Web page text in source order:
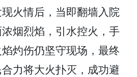
火情后，当即翻墙入院
烟烈焰，引水控火，手
灼伤仍坚守现场，最终
力将大火扑灭，成功避